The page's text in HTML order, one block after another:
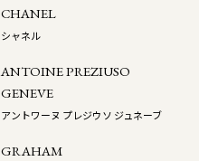
CHANEL
シャネル
ANTOINE PREZIUSO
GENEVE
アントワーヌ プレジウソ ジュネーブ
GRAHAM